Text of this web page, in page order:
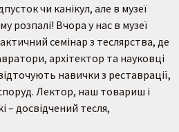
чи канікул, але в музеї
розпалі! Вчора у нас в музеї
семінар з теслярства, де
архітектор та науковці
навички з реставрації,
Лектор, наш товариш і
– досвідчений тесля,